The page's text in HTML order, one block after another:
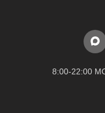
8:00-22:00